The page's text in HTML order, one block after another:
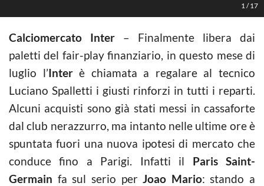
1 /17
Calciomercato Inter – Finalmente libera dai
paletti del fair-play finanziario, in questo mese di
luglio l’Interè chiamata a regalare al tecnico
Luciano Spalletti i giusti rinforzi in tutti i reparti.
Alcuni acquisti sono già stati messi in cassaforte
dal club nerazzurro, ma intanto nelle ultime ore è
spuntata fuori una nuova ipotesi di mercato che
conduce fino a Parigi. Infatti il Paris Saint-
Germain fa sul serio perJoao Mario: stando a